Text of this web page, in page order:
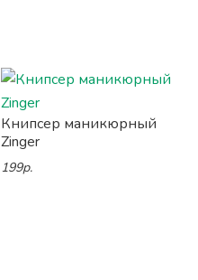
Книпсер маникюрный
Zinger
199р.